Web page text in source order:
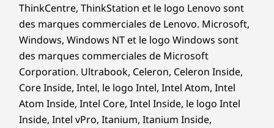
ThinkCentre, ThinkStation et le logo Lenovo sont
des marques commerciales de Lenovo. Microsoft,
Windows, Windows NT et le logo Windows sont
des marques commerciales de Microsoft
Corporation. Ultrabook, Celeron, Celeron Inside,
Core Inside, Intel, le logo Intel, Intel Atom, Intel
Atom Inside, Intel Core, Intel Inside, le logo Intel
Inside, Intel vPro, Itanium, Itanium Inside,